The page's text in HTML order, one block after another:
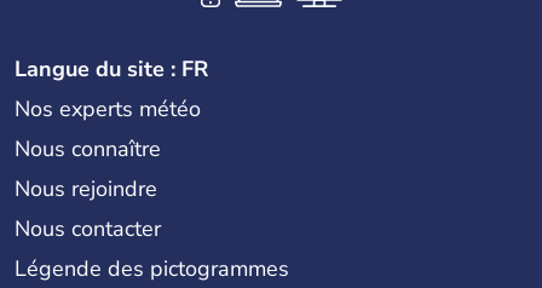
Langue du site : FR
Nos experts météo
Nous connaître
Nous rejoindre
Nous contacter
Légende des pictogrammes